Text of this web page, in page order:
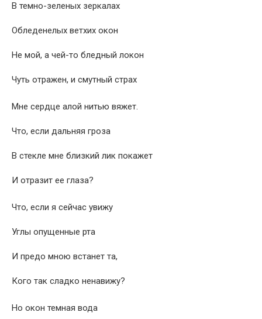
В темно-зеленых зеркалах
Обледенелых ветхих окон
Не мой, а чей-то бледный локон
Чуть отражен, и смутный страх
Мне сердце алой нитью вяжет.
Что, если дальняя гроза
В стекле мне близкий лик покажет
И отразит ее глаза?
Что, если я сейчас увижу
Углы опущенные рта
И предо мною встанет та,
Кого так сладко ненавижу?
Но окон темная вода